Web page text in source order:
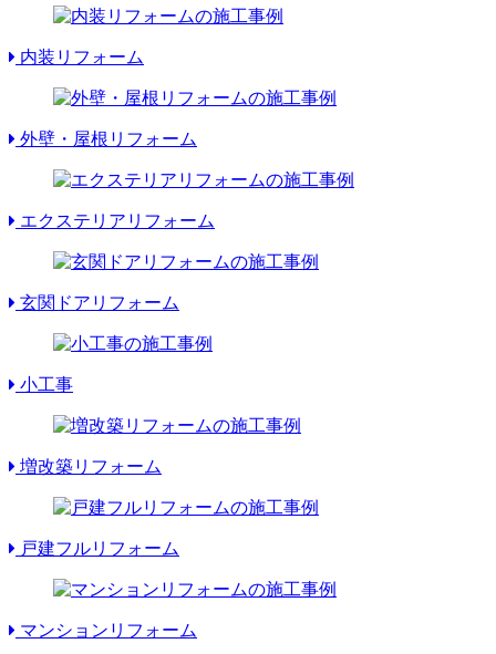
内装リフォーム
外壁・屋根リフォーム
エクステリアリフォーム
玄関ドアリフォーム
小工事
増改築リフォーム
戸建フルリフォーム
マンションリフォーム